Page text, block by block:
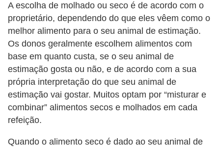
A escolha de molhado ou seco é de acordo com o
proprietário, dependendo do que eles vêem como o
melhor alimento para o seu animal de estimação.
Os donos geralmente escolhem alimentos com
base em quanto custa, se o seu animal de
estimação gosta ou não, e de acordo com a sua
própria interpretação do que seu animal de
estimação vai gostar. Muitos optam por “misturar e
combinar” alimentos secos e molhados em cada
refeição.
Quando o alimento seco é dado ao seu animal de
ç
ã
o
n
i
m
a
i
s